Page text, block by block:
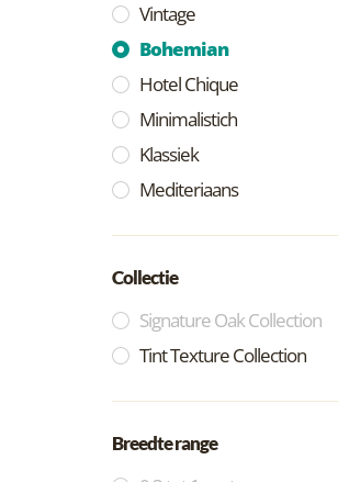
Vintage
Bohemian
Hotel Chique
Minimalistich
Klassiek
Mediteriaans
Collectie
Signature Oak Collection
Tint Texture Collection
Breedte range